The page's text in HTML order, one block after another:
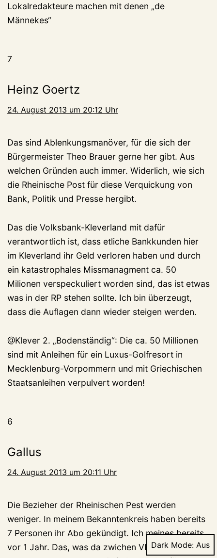
Lokalredakteure machen mit denen „de
Männekes“
7
Heinz Goertz
24. August 2013 um 20:12 Uhr
Das sind Ablenkungsmanöver, für die sich der
Bürgermeister Theo Brauer gerne her gibt. Aus
welchen Gründen auch immer. Widerlich, wie sich
die Rheinische Post für diese Verquickung von
Bank, Politik und Presse hergibt.
Das die Volksbank-Kleverland mit dafür
verantwortlich ist, dass etliche Bankkunden hier
im Kleverland ihr Geld verloren haben und durch
ein katastrophales Missmanagment ca. 50
Milionen verspeckuliert worden sind, das ist etwas
was in der RP stehen sollte. Ich bin überzeugt,
dass die Auflagen dann wieder steigen werden.
@Klever 2. „Bodenständig“: Die ca. 50 Millionen
sind mit Anleihen für ein Luxus-Golfresort in
Mecklenburg-Vorpommern und mit Griechischen
Staatsanleihen verpulvert worden!
6
Gallus
24. August 2013 um 20:11 Uhr
Die Bezieher der Rheinischen Pest werden
weniger. In meinem Bekanntenkreis haben bereits
7 Personen ihr Abo gekündigt. Ich meines bereits
vor 1 Jahr. Das, was da zwichen VB Kleverland,
Dark Mode: